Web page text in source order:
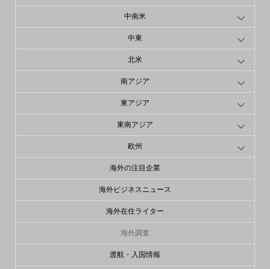
中南米
中東
北米
南アジア
東アジア
東南アジア
欧州
海外の注目企業
海外ビジネスニュース
海外在住ライター
海外調査
渡航・入国情報